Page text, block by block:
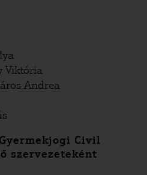
Viktória
Andrea
Civil
szervezeteként